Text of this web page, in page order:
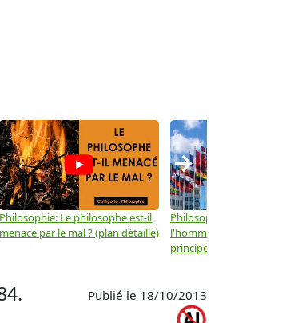
Philosophie: Le philosophe est-il
menacé par le mal ? (plan détaillé)
Philosophie: Les droits de
l'homme ne sont-ils que
principes moraux ? (plan
→
Publié le 18/10/2013